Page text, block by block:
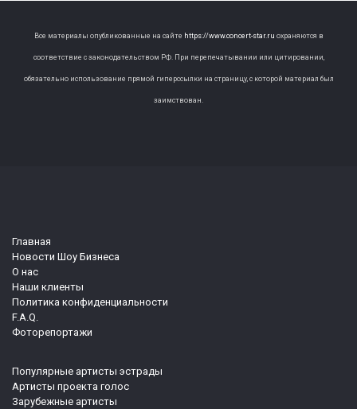
Все материалы опубликованные на сайте https://www.concert-star.ru охраняются в
соответствие с законодательством РФ. При перепечатывании или цитировании,
обязательно использование прямой гиперссылки на страницу, с которой материал был
заимствован.
Главная
Новости Шоу Бизнеса
О нас
Наши клиенты
Политика конфиденциальности
F.A.Q.
Фоторепортажи
Популярные артисты эстрады
Артисты проекта голос
Зарубежные артисты